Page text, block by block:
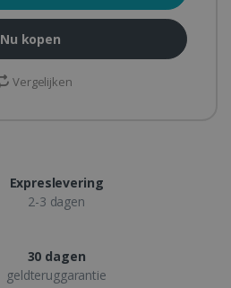
Nu kopen
Vergelijken
Expreslevering
2-3 dagen
30 dagen
geldteruggarantie